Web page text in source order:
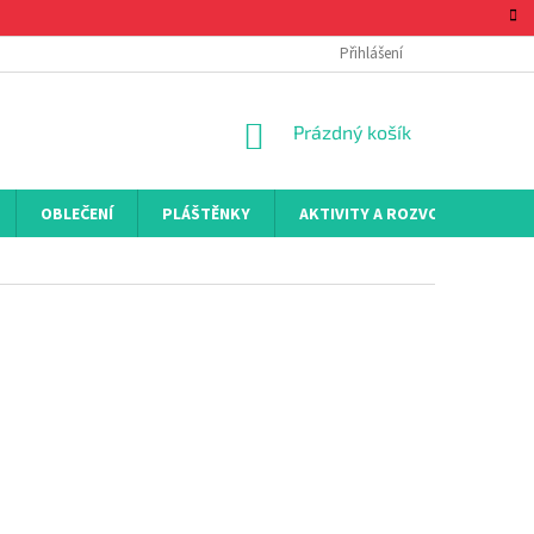
Přihlášení
NÁKUPNÍ
Prázdný košík
OBLEČENÍ PLÁŠTĚNKY AKTIVITY A ROZVOJ